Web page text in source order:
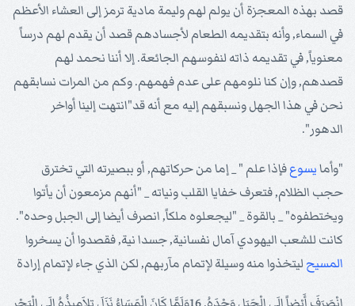
قصد بهذه المعجزة أن يولم لهم وليمة مادية ترمز إلى العشاء الأعظم
في السماء, وأنه بتقديمه الطعام لأجسادهم قصد أن يقدم لهم درساً
معنوياً, في تقديمه ذاته لنفوسهم الجائعة. إلا أننا نحمد لهم
قصدهم, وإن كنا نلومهم على عدم فهمهم. وكم من المرات نسابقهم
نحن في هذا الجهل ونسبقهم إليه مع أنه قد"انتهت إلينا أواخر
الدهور".
"وأمايسوعفإذا علم " _ إما من حركاتهم, أو ببصيرته التي تخترق
حجب الظلام, فتعرف خفايا القلب ونياته _ "أنهم مزمعون أن يأتوا
ويختطفوه" _ بالقوة _ "ليجعلوه ملكاً, انصرف أيضا إلى الجبل وحده".
كانت للشعب اليهودي آمال نفسانية, جسدا نية, فقصدوا أن يسخروا
المسيح ليتخذوا منه وسيلة لإتمام مآربهم, لكن الذي جاء لإتمام إرادة